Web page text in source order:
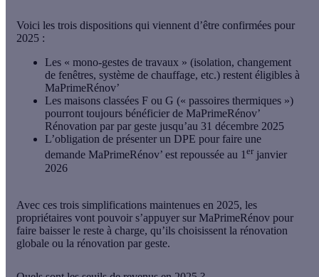
Voici les trois dispositions qui viennent d’être confirmées pour
2025 :
Les « mono-gestes de travaux » (isolation, changement
de fenêtres, système de chauffage, etc.) restent éligibles à
MaPrimeRénov’
Les maisons classées F ou G (« passoires thermiques »)
pourront toujours bénéficier de MaPrimeRénov’
Rénovation par par geste jusqu’au 31 décembre 2025
L’obligation de présenter un DPE pour faire une
demande MaPrimeRénov’ est repoussée au 1er janvier
2026
Avec ces trois simplifications maintenues en 2025, les
propriétaires vont pouvoir s’appuyer sur MaPrimeRénov pour
faire baisser le reste à charge, qu’ils choisissent la rénovation
globale ou la rénovation par geste.